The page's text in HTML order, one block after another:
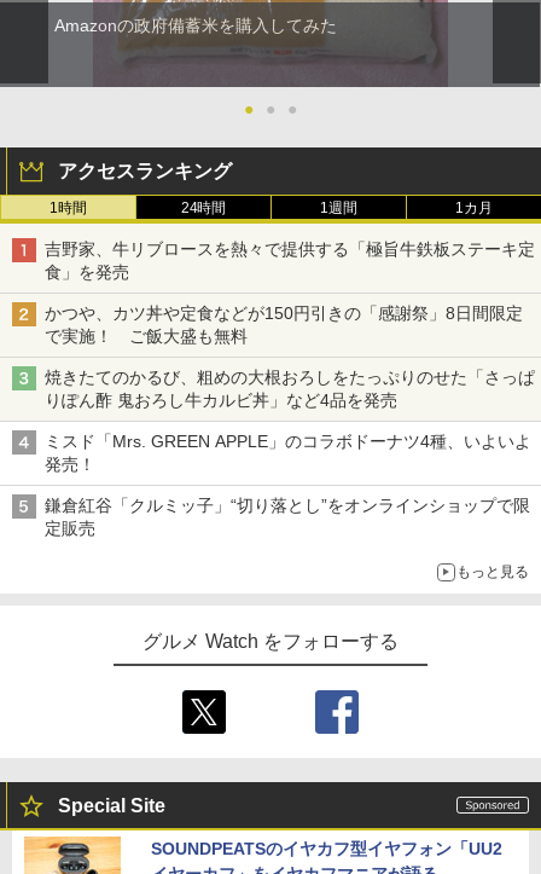
Amazonの政府備蓄米を購入してみた
● ● ●
アクセスランキング
1時間 24時間 1週間 1カ月
吉野家、牛リブロースを熱々で提供する「極旨牛鉄板ステーキ定
食」を発売
かつや、カツ丼や定食などが150円引きの「感謝祭」8日間限定
で実施！ ご飯大盛も無料
焼きたてのかるび、粗めの大根おろしをたっぷりのせた「さっぱ
りぽん酢 鬼おろし牛カルビ丼」など4品を発売
ミスド「Mrs. GREEN APPLE」のコラボドーナツ4種、いよいよ
発売！
鎌倉紅谷「クルミッ子」“切り落とし”をオンラインショップで限
定販売
もっと見る
グルメ Watch をフォローする
Special Site
SOUNDPEATSのイヤカフ型イヤフォン「UU2